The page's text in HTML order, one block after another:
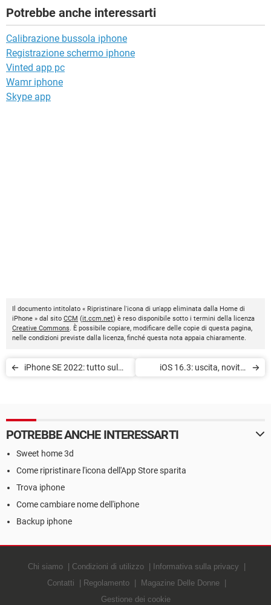
Potrebbe anche interessarti
Calibrazione bussola iphone
Registrazione schermo iphone
Vinted app pc
Wamr iphone
Skype app
Il documento intitolato « Ripristinare l'icona di un'app eliminata dalla Home di
iPhone » dal sito CCM (it.ccm.net) è reso disponibile sotto i termini della licenza
Creative Commons. È possibile copiare, modificare delle copie di questa pagina,
nelle condizioni previste dalla licenza, finché questa nota appaia chiaramente.
iPhone SE 2022: tutto sul
iOS 16.3: uscita, novità,
POTREBBE ANCHE INTERESSARTI
Sweet home 3d
Come ripristinare l'icona dell'App Store sparita
Trova iphone
Come cambiare nome dell'iphone
Backup iphone
Chi siamo Condizioni di utilizzo
Informativa sulla privacy
Contatti
Regolamento
Magazine Delle Donne
Gestione dei cookie